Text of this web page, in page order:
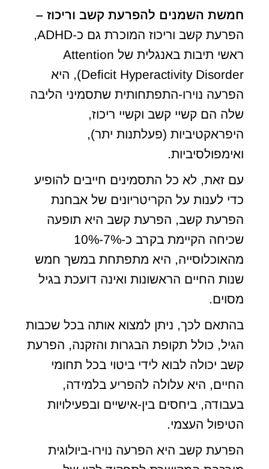
חמשת השמנים להפרעת קשב וריכוז –
הפרעת קשב וריכוז המוכרת גם כ-ADHD,
ראשי תיבות באנגלית של Attention
Deficit Hyperactivity Disorder), היא
הפרעה נוירו-התפתחותית שתסמיני הליבה
שלה הם קשיי קשב וקשיי ריכוז,
היפראקטיביות (פעלתנות יתר),
ואימפולסיביות.
עם זאת, לא כל התסמינים חייבים להופיע
כדי לענות על הקריטריונים של אבחנת
הפרעת קשב, הפרעת קשב היא תופעה
שכיחה הקיימת בקרב כ-7%-10%
מהאוכלוסייה, היא מתפתחת במשך חמש
שנות החיים הראשונות ואינה דועכת בגיל
מסוים.
בהתאם לכך, ניתן למצוא אותה בכל שכבות
הגיל, כולל תקופת הבגרות והזקנה, הפרעת
קשב יכולה לבוא לידי ביטוי בכל תחומי
החיים, היא עלולה להפריע בלמידה,
בעבודה, ביחסים בין-אישיים ובפעילויות
הטיפול העצמי.
הפרעת קשב היא הפרעה נוירו-ביולוגית